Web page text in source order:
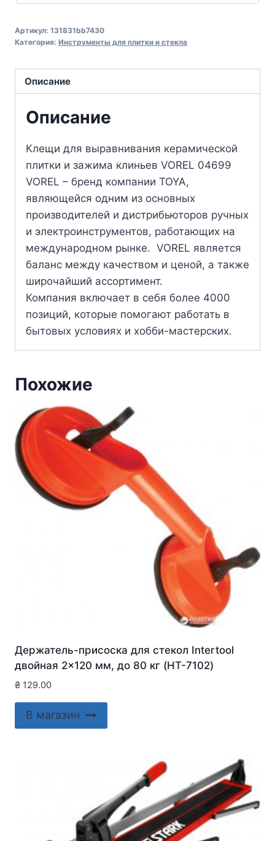
Артикул: 131831bb7430
Категория: Инструменты для плитки и стекла
Описание
Описание
Клещи для выравнивания керамической
плитки и зажима клиньев VOREL 04699
VOREL – бренд компании TOYA,
являющейся одним из основных
производителей и дистрибьюторов ручных
и электроинструментов, работающих на
международном рынке. VOREL является
баланс между качеством и ценой, а также
широчайший ассортимент.
Компания включает в себя более 4000
позиций, которые помогают работать в
бытовых условиях и хобби-мастерских.
Похожие
Держатель-присоска для стекол Intertool
двойная 2×120 мм, до 80 кг (HT-7102)
₴ 129.00
В магазин